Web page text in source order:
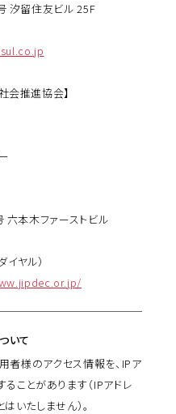
汐留住友ビル 25F
推進協会】
本木ファーストビル
ヤル）
いて
者様のアクセス情報を、IPア
ことがあります（IPアドレ
いたしません）。